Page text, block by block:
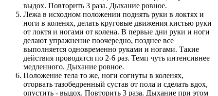
выдох. Повторить 3 раза. Дыхание ровное.
Лежа в исходном положении поднять руки в локтях и
ноги в коленях, делать круговые движения кистью руки
от локтя и ногами от колена. В первые дни руки и ноги
делают упражнение поочередно, позднее все
выполняется одновременно руками и ногами. Такие
действия проводятся по 2-6 раз. Темп чуть интенсивнее
медленного. Дыхание ровное.
Положение тела то же, ноги согнуты в коленях,
оторвать тазобедренный сустав от пола и сделать вдох,
опустить - выдох. Повторить 3 раза. Дыхание при этом